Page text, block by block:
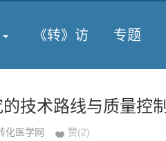
《转》访 专题
技术路线与质量控制
化医学网 赞(2)